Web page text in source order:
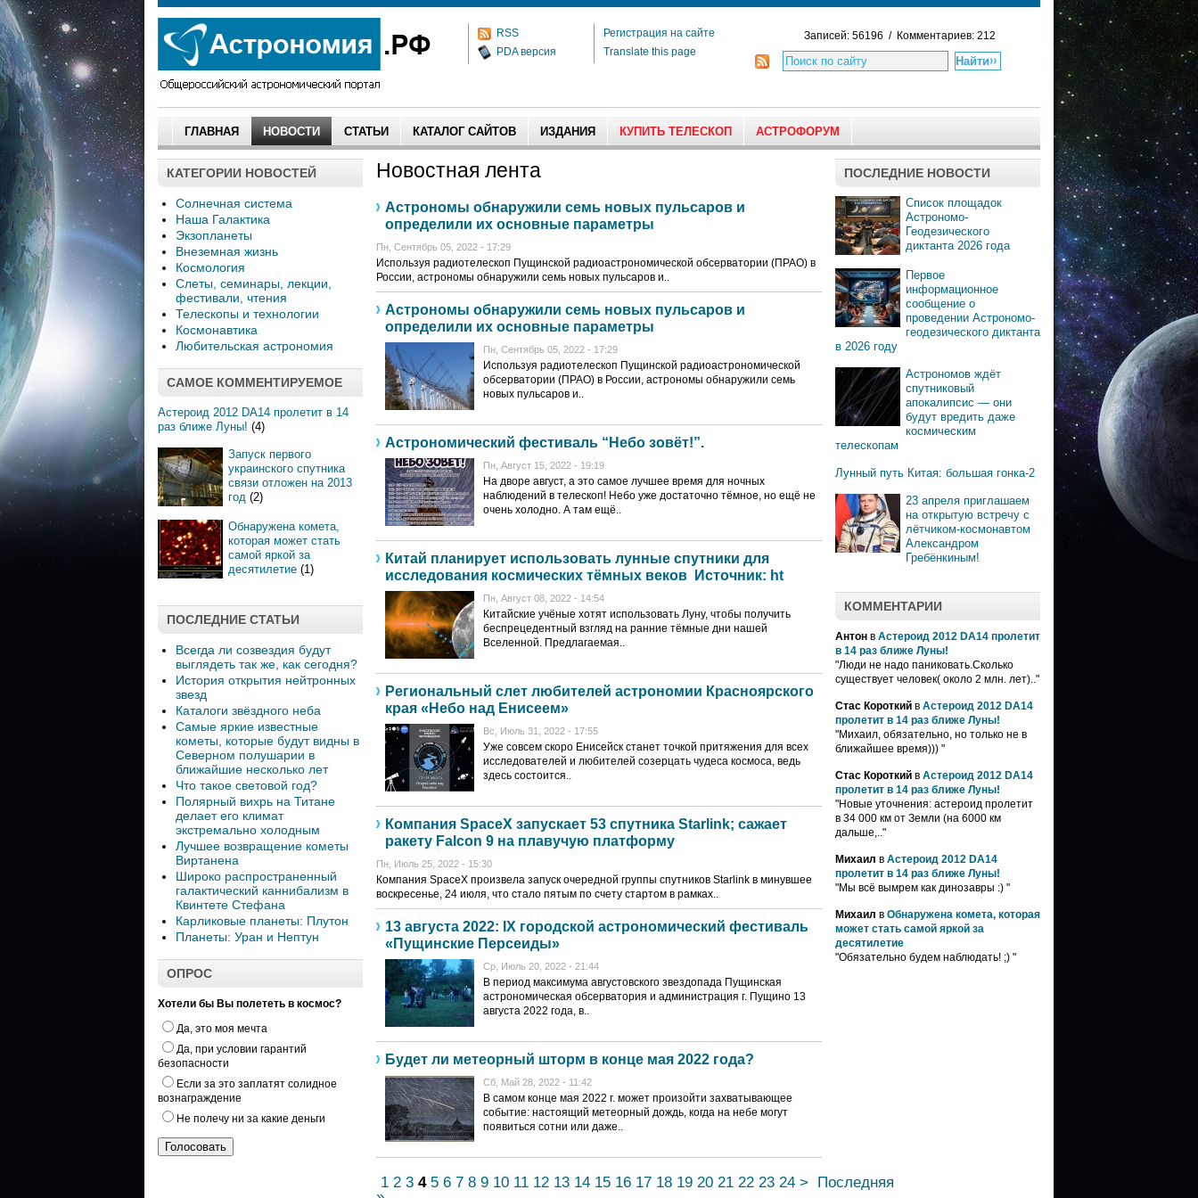
RSS
PDA версия
Регистрация на сайте
Translate this page
Записей: 56196 / Комментариев: 212
ГЛАВНАЯ НОВОСТИ СТАТЬИ КАТАЛОГ САЙТОВ ИЗДАНИЯ КУПИТЬ ТЕЛЕСКОП АСТРОФОРУМ
КАТЕГОРИИ НОВОСТЕЙ
Солнечная система
Наша Галактика
Экзопланеты
Внеземная жизнь
Космология
Слеты, семинары, лекции,
фестивали, чтения
Телескопы и технологии
Космонавтика
Любительская астрономия
САМОЕ КОММЕНТИРУЕМОЕ
Астероид 2012 DA14 пролетит в 14
раз ближе Луны! (4)
Запуск первого
украинского спутника
связи отложен на 2013
год (2)
Обнаружена комета,
которая может стать
самой яркой за
десятилетие (1)
ПОСЛЕДНИЕ СТАТЬИ
Всегда ли созвездия будут
выглядеть так же, как сегодня?
История открытия нейтронных
звезд
Каталоги звёздного неба
Самые яркие известные
кометы, которые будут видны в
Северном полушарии в
ближайшие несколько лет
Что такое световой год?
Полярный вихрь на Титане
делает его климат
экстремально холодным
Лучшее возвращение кометы
Виртанена
Широко распространенный
галактический каннибализм в
Квинтете Стефана
Карликовые планеты: Плутон
Планеты: Уран и Нептун
ОПРОС
Хотели бы Вы полететь в космос?
Да, это моя мечта
Да, при условии гарантий
безопасности
Если за это заплатят солидное
вознаграждение
Не полечу ни за какие деньги
Новостная лента
Астрономы обнаружили семь новых пульсаров и
определили их основные параметры
Пн, Сентябрь 05, 2022 - 17:29
Используя радиотелескоп Пущинской радиоастрономической обсерватории (ПРАО) в
России, астрономы обнаружили семь новых пульсаров и..
Астрономы обнаружили семь новых пульсаров и
определили их основные параметры
Пн, Сентябрь 05, 2022 - 17:29
Используя радиотелескоп Пущинской радиоастрономической
обсерватории (ПРАО) в России, астрономы обнаружили семь
новых пульсаров и..
Астрономический фестиваль “Небо зовёт!”.
Пн, Август 15, 2022 - 19:19
На дворе август, а это самое лучшее время для ночных
наблюдений в телескоп! Небо уже достаточно тёмное, но ещё не
очень холодно. А там ещё..
Китай планирует использовать лунные спутники для
исследования космических тёмных веков Источник: ht
Пн, Август 08, 2022 - 14:54
Китайские учёные хотят использовать Луну, чтобы получить
беспрецедентный взгляд на ранние тёмные дни нашей
Вселенной. Предлагаемая..
Региональный слет любителей астрономии Красноярского
края «Небо над Енисеем»
Вс, Июль 31, 2022 - 17:55
Уже совсем скоро Енисейск станет точкой притяжения для всех
исследователей и любителей созерцать чудеса космоса, ведь
здесь состоится..
Компания SpaceX запускает 53 спутника Starlink; сажает
ракету Falcon 9 на плавучую платформу
Пн, Июль 25, 2022 - 15:30
Компания SpaceX произвела запуск очередной группы спутников Starlink в минувшее
воскресенье, 24 июля, что стало пятым по счету стартом в рамках..
13 августа 2022: IX городской астрономический фестиваль
«Пущинские Персеиды»
Ср, Июль 20, 2022 - 21:44
В период максимума августовского звездопада Пущинская
астрономическая обсерватория и администрация г. Пущино 13
августа 2022 года, в..
Будет ли метеорный шторм в конце мая 2022 года?
Сб, Май 28, 2022 - 11:42
В самом конце мая 2022 г. может произойти захватывающее
событие: настоящий метеорный дождь, когда на небе могут
появиться сотни или даже..
1 2 3 4 5 6 7 8 9 10 11 12 13 14 15 16 17 18 19 20 21 22 23 24 > Последняя
ПОСЛЕДНИЕ НОВОСТИ
Список площадок
Астрономо-
Геодезического
диктанта 2026 года
Первое
информационное
сообщение о
проведении Астрономо-
геодезического диктанта
в 2026 году
Астрономов ждёт
спутниковый
апокалипсис — они
будут вредить даже
космическим
телескопам
Лунный путь Китая: большая гонка-2
23 апреля приглашаем
на открытую встречу с
лётчиком-космонавтом
Александром
Гребёнкиным!
КОММЕНТАРИИ
Антон в Астероид 2012 DA14 пролетит
в 14 раз ближе Луны!
"Люди не надо паниковать.Сколько
существует человек( около 2 млн. лет).."
Стас Короткий в Астероид 2012 DA14
пролетит в 14 раз ближе Луны!
"Михаил, обязательно, но только не в
ближайшее время))) "
Стас Короткий в Астероид 2012 DA14
пролетит в 14 раз ближе Луны!
"Новые уточнения: астероид пролетит
в 34 000 км от Земли (на 6000 км
дальше,.."
Михаил в Астероид 2012 DA14
пролетит в 14 раз ближе Луны!
"Мы всё вымрем как динозавры :) "
Михаил в Обнаружена комета, которая
может стать самой яркой за
десятилетие
"Обязательно будем наблюдать! ;) "